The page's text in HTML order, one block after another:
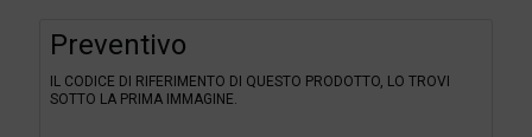
Preventivo
IL CODICE DI RIFERIMENTO DI QUESTO PRODOTTO, LO TROVI
SOTTO LA PRIMA IMMAGINE.